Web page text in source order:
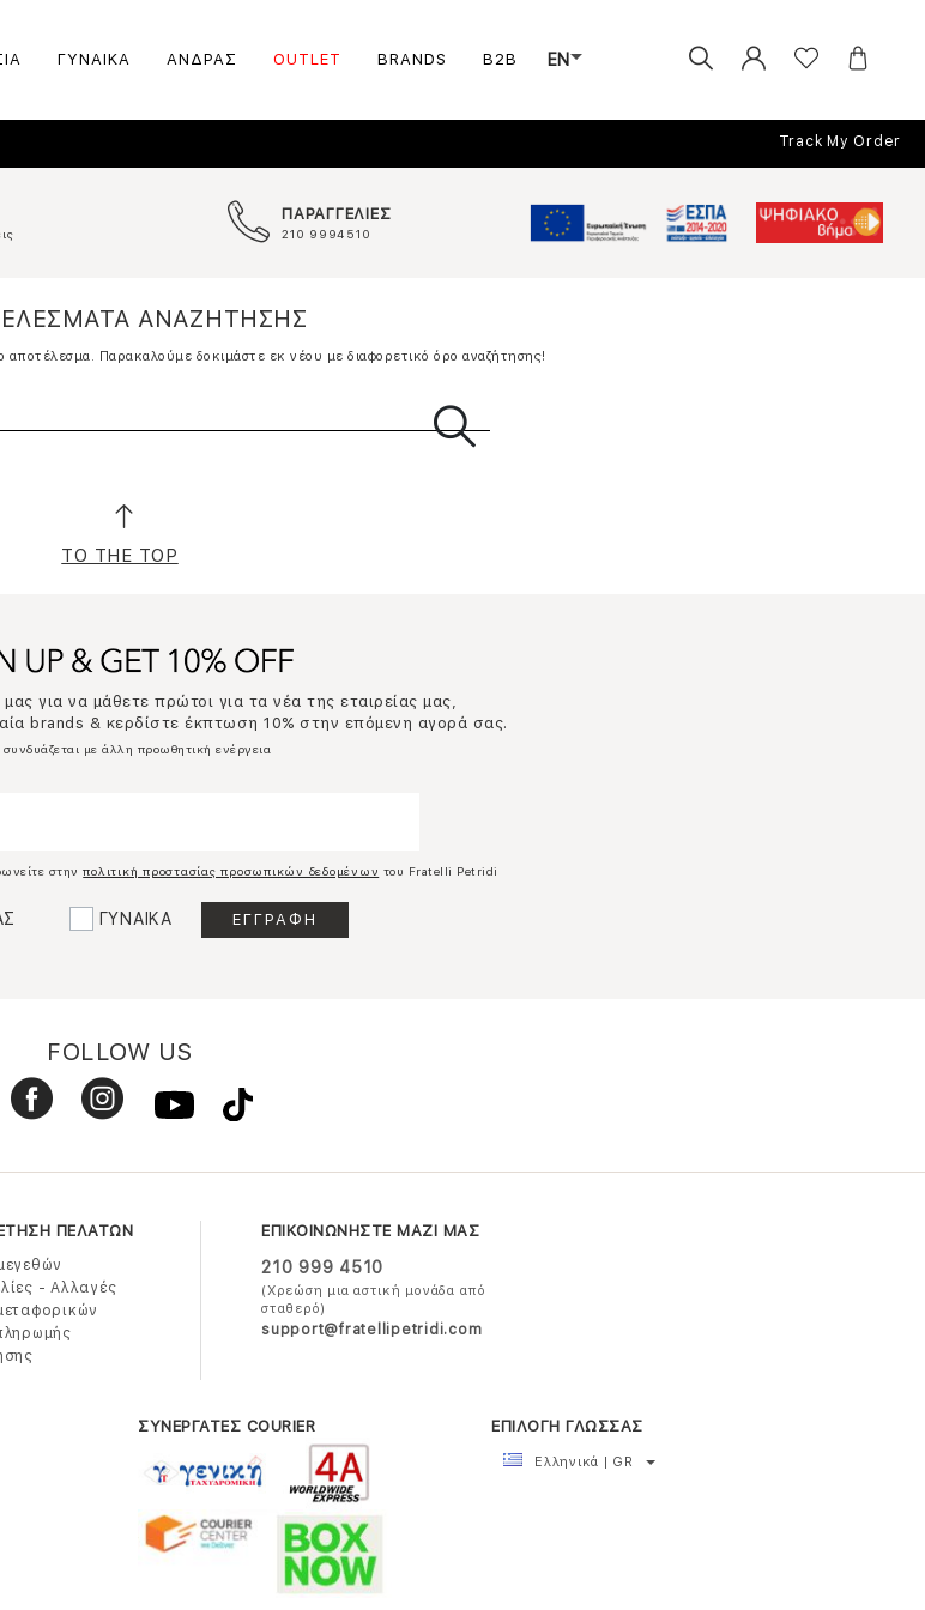
ΓΥΝΑΙΚΑ ΑΝΔΡΑΣ OUTLET BRANDS B2B EN
Track My Order
ΠΑΡΑΓΓΕΛΙΕΣ
210 9994510
ΑΝΑΖΗΤΗΣΗΣ
Παρακαλούμε δοκιμάστε εκ νέου με διαφορετικό όρο αναζήτησης!
TO THE TOP
για να μάθετε πρώτοι για τα νέα της εταιρείας μας,
brands & κερδίστε έκπτωση 10% στην επόμενη αγορά σας.
με άλλη προωθητική ενέργεια
στηνπολιτική προστασίας προσωπικών δεδομένων του Fratelli Petridi
ΓΥΝΑΙΚΑ
FOLLOW US
ΠΕΛΑΤΩΝ
- Αλλαγές
ΕΠΙΚΟΙΝΩΝΗΣΤΕ ΜΑΖΙ ΜΑΣ
210 999 4510
(Χρεώση μια αστική μονάδα από
σταθερό)
support@fratellipetridi.com
ΣΥΝΕΡΓΑΤΕΣ COURIER ΕΠΙΛΟΓΗ ΓΛΩΣΣΑΣ
Ελληνικά | GR